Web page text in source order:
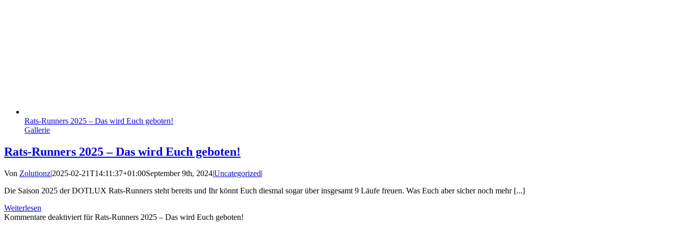
Rats-Runners 2025 – Das wird Euch geboten!
Gallerie
Rats-Runners 2025 – Das wird Euch geboten!
Von Zolutionz|2025-02-21T14:11:37+01:00September 9th, 2024|Uncategorized|
Die Saison 2025 der DOTLUX Rats-Runners steht bereits und Ihr könnt Euch diesmal sogar über insgesamt 9 Läufe freuen. Was Euch aber sicher noch mehr [...]
Weiterlesen
Kommentare deaktiviert für Rats-Runners 2025 – Das wird Euch geboten!